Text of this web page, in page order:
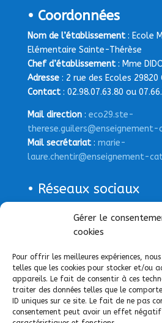
Gérer le
cookies
Pour offrir les meilleures expériences,
telles que les cookies pour stocker et/ou
appareils. Le fait de consentir à ces
traiter des données telles que le
ID uniques sur ce site. Le fait de ne pas
consentement peut avoir un effet négatif
• Coordonnées
Nom de l’établissement: Ecole
Elémentaire Sainte-Thérèse
Chef d’établissement: Mme
Adresse: 2 rue des Ecoles 29820
Contact: 02.98.07.63.80 ou
Mail direction: eco29.ste-
therese.guilers@enseignement-
Mail secrétariat: marie-
laure.chentir@enseignement-
• Réseaux sociaux
Page Facebook